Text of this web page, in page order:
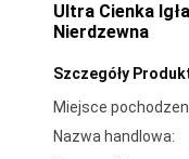
Ultra Cienka
Nierdzewna
Szczegóły
Miejsce
Nazwa handlowa: